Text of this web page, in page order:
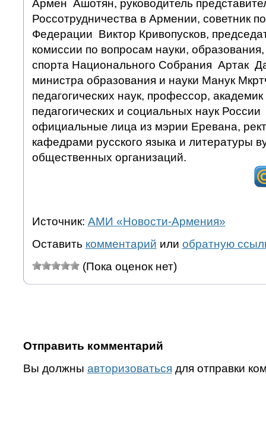
Армен Ашотян, руководитель
Россотрудничества в Армении, советник
Федерации Виктор Кривопусков,
комиссии по вопросам науки,
спорта Национального Собрания Артак
министра образования и науки Манук
педагогических наук, профессор,
педагогических и социальных наук
официальные лица из мэрии Еревана,
кафедрами русского языка и литературы
общественных организаций.
Источник: АМИ «Новости-Армения»
Оставить комментарий или обратную
(Пока оценок нет)
Отправить комментарий
Вы должны авторизоваться для отправки